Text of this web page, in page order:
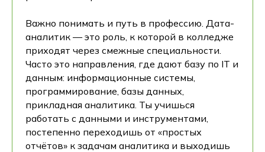
Важно понимать и путь в профессию. Дата-
аналитик — это роль, к которой в колледже
приходят через смежные специальности.
Часто это направления, где дают базу по IT и
данным: информационные системы,
программирование, базы данных,
прикладная аналитика. Ты учишься
работать с данными и инструментами,
постепенно переходишь от «простых
отчётов» к задачам аналитика и выходишь